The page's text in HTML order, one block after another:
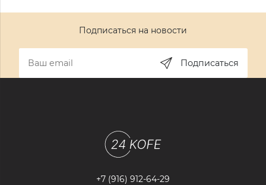
Подписаться на новости
Подписаться
+7 (916) 912-64-29